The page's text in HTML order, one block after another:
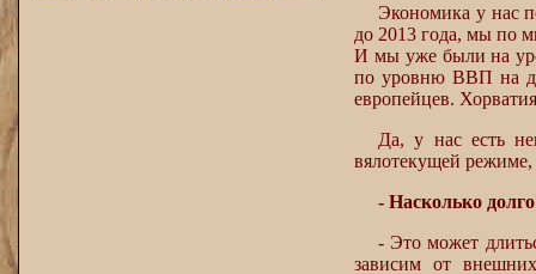
Экономика у нас
до 2013 года, мы по
И мы уже были на
по уровню ВВП на
европейцев.
Да, у нас есть
вялотекущей
- Насколько
- Это может
зависим от